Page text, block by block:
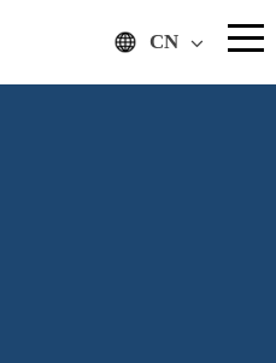
CN